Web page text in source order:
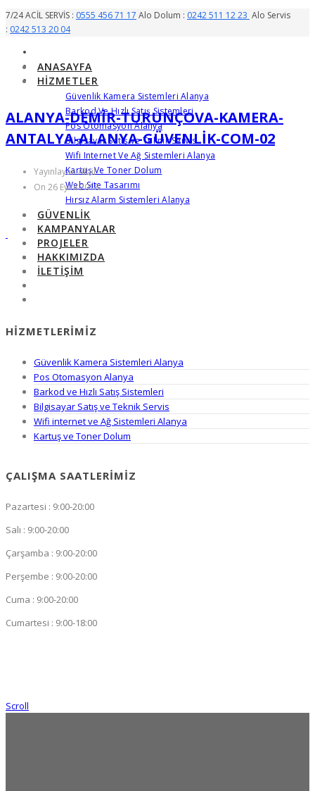
7/24 ACİL SERVİS : 0555 456 71 17 Alo Dolum : 0242 511 12 23 Alo Servis
: 0242 513 20 04
ANASAYFA
HIZMETLER
Güvenlik Kamera Sistemleri Alanya
Barkod Ve Hızlı Satış Sistemleri
Pos Otomasyon Alanya
Bilgisayar Satış Ve Teknik Servis
Wifi Internet Ve Ağ Sistemleri Alanya
Kartuş Ve Toner Dolum
Web Site Tasarımı
Hırsız Alarm Sistemleri Alanya
GÜVENLIK
KAMPANYALAR
PROJELER
HAKKIMIZDA
İLETIŞIM
ALANYA-DEMIR-TURUNÇOVA-KAMERA-
ANTALYA-ALANYA-GÜVENLIK-COM-02
Yayınlayan Albil
On 26 Eylül 2018
HIZMETLERIMIZ
Güvenlik Kamera Sistemleri Alanya
Pos Otomasyon Alanya
Barkod ve Hızlı Satış Sistemleri
Bilgisayar Satış ve Teknik Servis
Wifi internet ve Ağ Sistemleri Alanya
Kartuş ve Toner Dolum
ÇALIŞMA SAATLERIMIZ
Pazartesi : 9:00-20:00
Salı : 9:00-20:00
Çarşamba : 9:00-20:00
Perşembe : 9:00-20:00
Cuma : 9:00-20:00
Cumartesi : 9:00-18:00
Scroll